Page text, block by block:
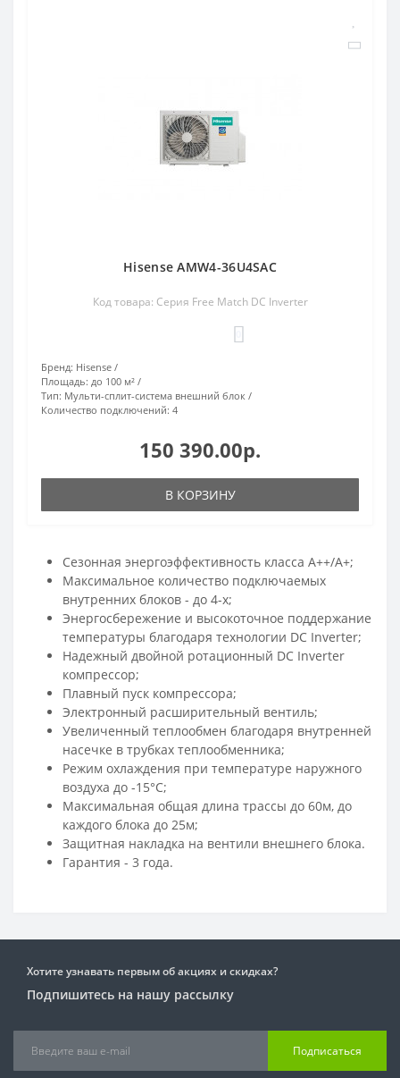
Hisense AMW4-36U4SAC
Код товара: Серия Free Match DC Inverter
Бренд: Hisense
Площадь: до 100 м²
Тип: Мульти-сплит-система внешний блок
Количество подключений: 4
150 390.00р.
В КОРЗИНУ
Сезонная энергоэффективность класса А++/А+;
Максимальное количество подключаемых
внутренних блоков - до 4-х;
Энергосбережение и высокоточное поддержание
температуры благодаря технологии DC Inverter;
Надежный двойной ротационный DC Inverter
компрессор;
Плавный пуск компрессора;
Электронный расширительный вентиль;
Увеличенный теплообмен благодаря внутренней
насечке в трубках теплообменника;
Режим охлаждения при температуре наружного
воздуха до -15°С;
Максимальная общая длина трассы до 60м, до
каждого блока до 25м;
Защитная накладка на вентили внешнего блока.
Гарантия - 3 года.
Хотите узнавать первым об акциях и скидках?
Подпишитесь на нашу рассылку
Подписаться